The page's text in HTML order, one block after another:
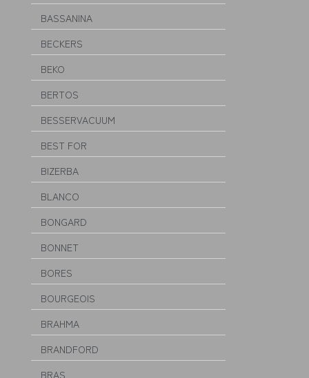
BASSANINA
BECKERS
BEKO
BERTOS
BESSERVACUUM
BEST FOR
BIZERBA
BLANCO
BONGARD
BONNET
BORES
BOURGEOIS
BRAHMA
BRANDFORD
BRAS